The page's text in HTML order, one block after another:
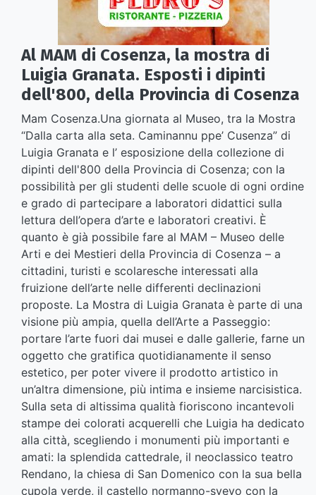
Al MAM di Cosenza, la mostra di
Luigia Granata. Esposti i dipinti
dell'800, della Provincia di Cosenza
Mam Cosenza.Una giornata al Museo, tra la Mostra
“Dalla carta alla seta. Caminannu ppe’ Cusenza” di
Luigia Granata e l’ esposizione della collezione di
dipinti dell'800 della Provincia di Cosenza; con la
possibilità per gli studenti delle scuole di ogni ordine
e grado di partecipare a laboratori didattici sulla
lettura dell’opera d’arte e laboratori creativi. È
quanto è già possibile fare al MAM – Museo delle
Arti e dei Mestieri della Provincia di Cosenza – a
cittadini, turisti e scolaresche interessati alla
fruizione dell’arte nelle differenti declinazioni
proposte. La Mostra di Luigia Granata è parte di una
visione più ampia, quella dell’Arte a Passeggio:
portare l’arte fuori dai musei e dalle gallerie, farne un
oggetto che gratifica quotidianamente il senso
estetico, per poter vivere il prodotto artistico in
un’altra dimensione, più intima e insieme narcisistica.
Sulla seta di altissima qualità fioriscono incantevoli
stampe dei colorati acquerelli che Luigia ha dedicato
alla città, scegliendo i monumenti più importanti e
amati: la splendida cattedrale, il neoclassico teatro
Rendano, la chiesa di San Domenico con la sua bella
cupola verde, il castello normanno-svevo con la